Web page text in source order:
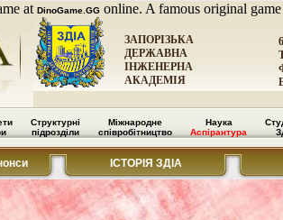
at DinoGame.GG online. A famous original
ЗАПОРІЗЬКА
ДЕРЖАВНА
ІНЖЕНЕРНА
АКАДЕМІЯ
Структурні
підрозділи
Міжнародне
співробітництво
Наука
Аспірантура
ІСТОРІЯ ЗДІА